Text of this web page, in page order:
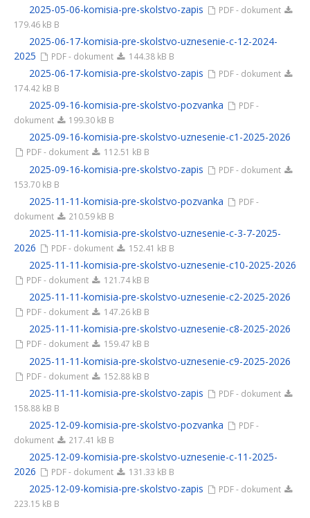
2025-05-06-komisia-pre-skolstvo-zapis
PDF - dokument
179.46 kB B
2025-06-17-komisia-pre-skolstvo-uznesenie-c-12-2024-
2025
PDF - dokument 144.38 kB B
2025-06-17-komisia-pre-skolstvo-zapis
PDF - dokument
174.42 kB B
2025-09-16-komisia-pre-skolstvo-pozvanka
PDF -
dokument
199.30 kB B
2025-09-16-komisia-pre-skolstvo-uznesenie-c1-2025-2026
PDF - dokument 112.51 kB B
2025-09-16-komisia-pre-skolstvo-zapis
PDF - dokument
153.70 kB B
2025-11-11-komisia-pre-skolstvo-pozvanka
PDF -
dokument
210.59 kB B
2025-11-11-komisia-pre-skolstvo-uznesenie-c-3-7-2025-
2026
PDF - dokument 152.41 kB B
2025-11-11-komisia-pre-skolstvo-uznesenie-c10-2025-2026
PDF - dokument 121.74 kB B
2025-11-11-komisia-pre-skolstvo-uznesenie-c2-2025-2026
PDF - dokument 147.26 kB B
2025-11-11-komisia-pre-skolstvo-uznesenie-c8-2025-2026
PDF - dokument 159.47 kB B
2025-11-11-komisia-pre-skolstvo-uznesenie-c9-2025-2026
PDF - dokument 152.88 kB B
2025-11-11-komisia-pre-skolstvo-zapis
PDF - dokument
158.88 kB B
2025-12-09-komisia-pre-skolstvo-pozvanka
PDF -
dokument
217.41 kB B
2025-12-09-komisia-pre-skolstvo-uznesenie-c-11-2025-
2026
PDF - dokument 131.33 kB B
2025-12-09-komisia-pre-skolstvo-zapis
PDF - dokument
223.15 kB B